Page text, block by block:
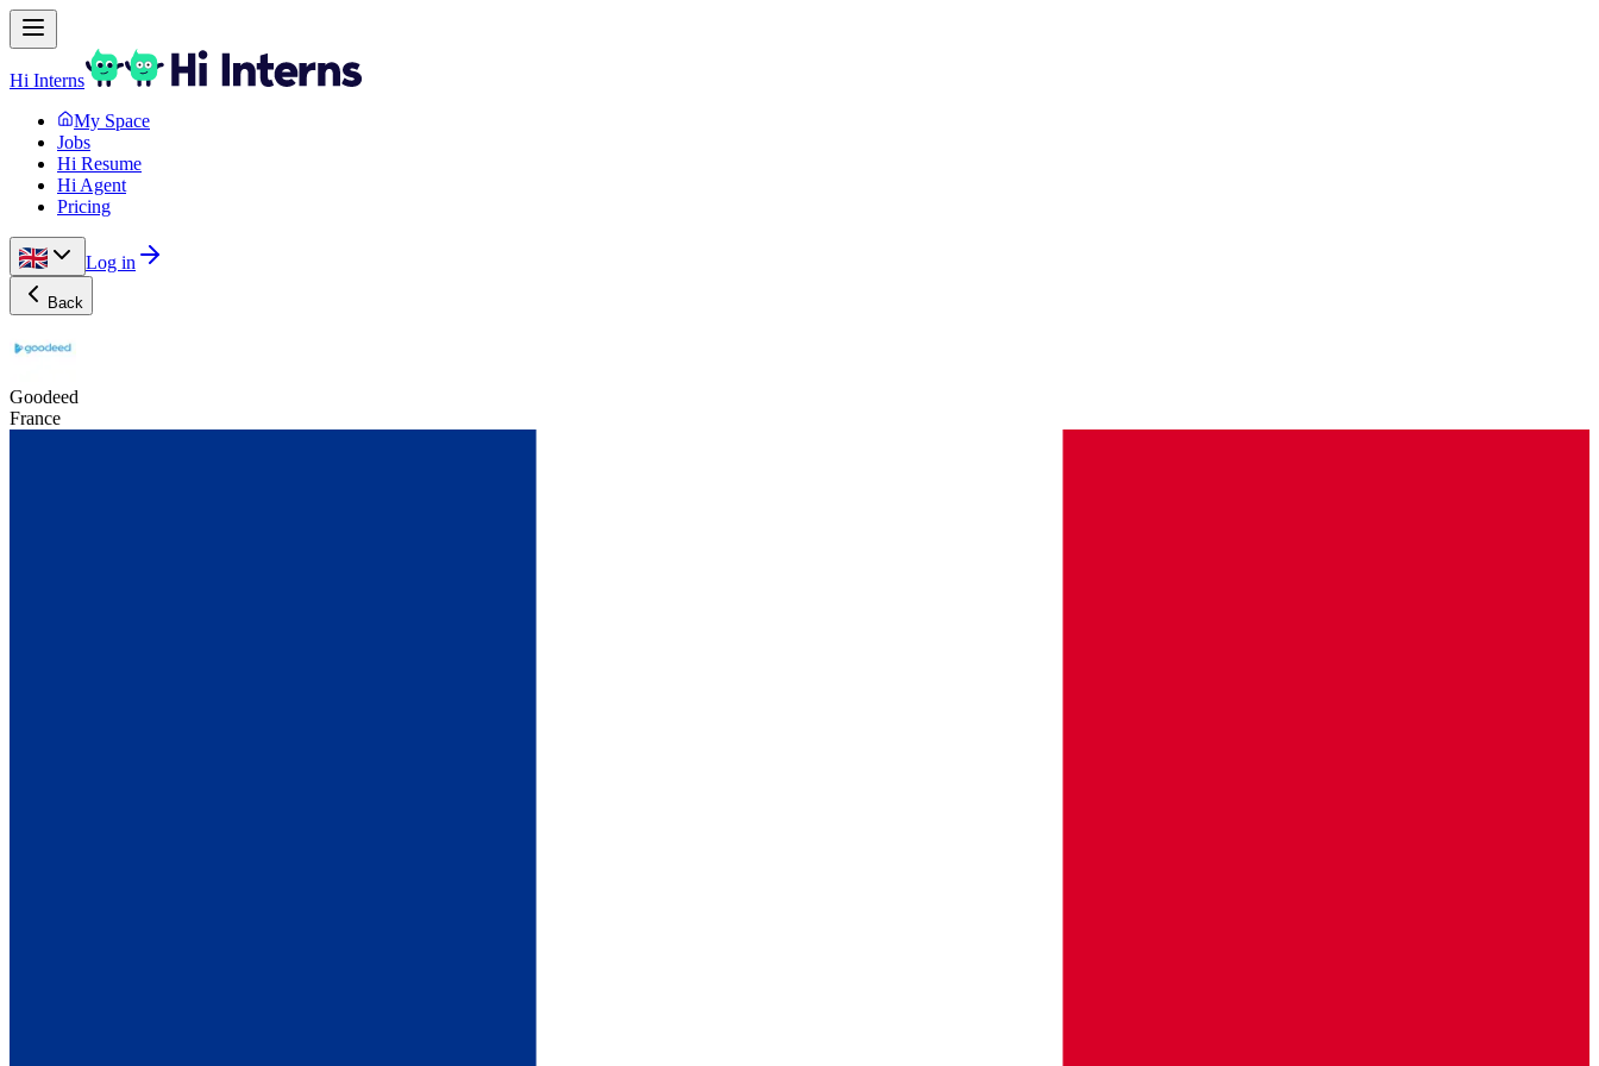
Hi Interns
My Space
Jobs
Hi Resume
Hi Agent
Pricing
Log in
Back
Goodeed
France